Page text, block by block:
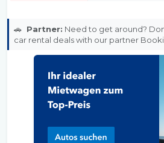
🚗 Partner: Need to get around?
car rental deals with our partner